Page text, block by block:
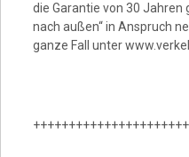
die Garantie von 30 Jahren
nach außen“ in Anspruch
ganze Fall unter